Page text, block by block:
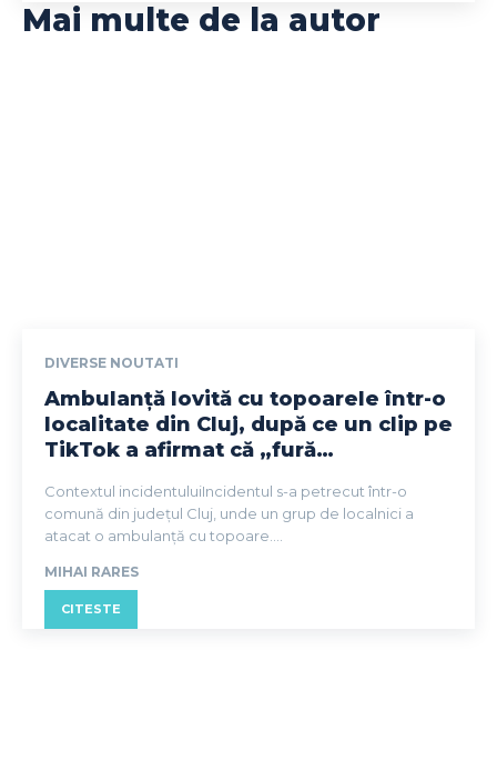
Mai multe de la autor
DIVERSE NOUTATI
Ambulanță lovită cu topoarele într-o
localitate din Cluj, după ce un clip pe
TikTok a afirmat că „fură…
Contextul incidentuluiIncidentul s-a petrecut într-o
comună din județul Cluj, unde un grup de localnici a
atacat o ambulanță cu topoare....
MIHAI RARES
CITESTE